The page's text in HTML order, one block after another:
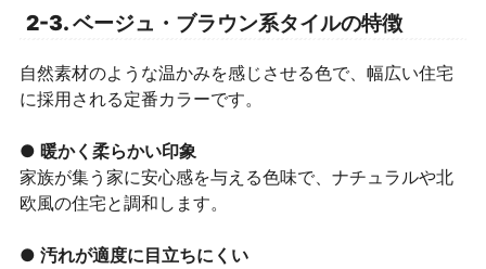
2-3. ベージュ・ブラウン系タイルの特徴
自然素材のような温かみを感じさせる色で、幅広い住宅
に採用される定番カラーです。
● 暖かく柔らかい印象
家族が集う家に安心感を与える色味で、ナチュラルや北
欧風の住宅と調和します。
● 汚れが適度に目立ちにくい